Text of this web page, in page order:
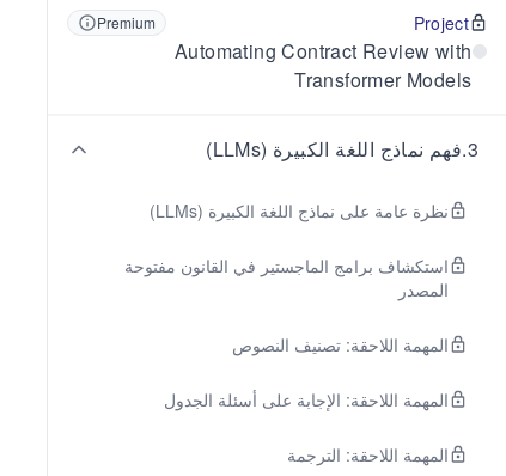
Project
Premium
Automating Contract Review with
Transformer Models
3
.فهم نماذج اللغة الكبيرة (LLMs)
نظرة عامة على نماذج اللغة الكبيرة (LLMs)
استكشاف برامج الماجستير في القانون مفتوحة
المصدر
المهمة اللاحقة: تصنيف النصوص
المهمة اللاحقة: الإجابة على أسئلة الجدول
المهمة اللاحقة: الترجمة